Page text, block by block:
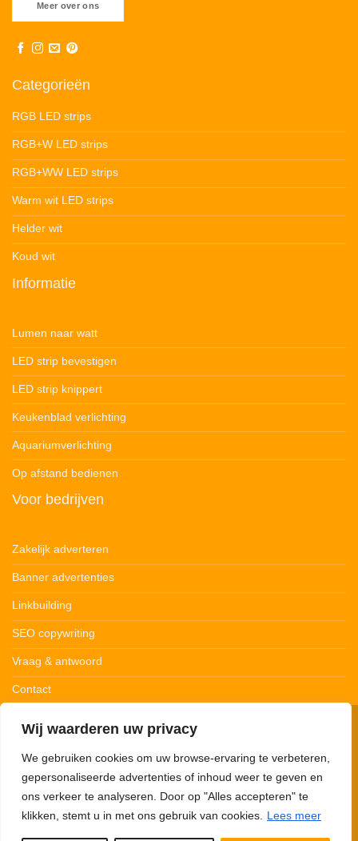
Wij waarderen uw privacy
We gebruiken cookies om uw browse-ervaring te verbeteren,
gepersonaliseerde advertenties of inhoud weer te geven en
ons verkeer te analyseren. Door op "Alles accepteren" te
klikken, stemt u in met ons gebruik van cookies.
Lees meer
Meer over ons
Categorieën
RGB LED strips
RGB+W LED strips
RGB+WW LED strips
Warm wit LED strips
Helder wit
Koud wit
Informatie
Lumen naar watt
LED strip bevestigen
LED strip knippert
Keukenblad verlichting
Aquariumverlichting
Op afstand bedienen
Voor bedrijven
Zakelijk adverteren
Banner advertenties
Linkbuilding
SEO copywriting
Vraag & antwoord
Contact
Privacybeleid Cookiebeleid Disclaimer
123Ledstrips.nl neemt deel aan advertentieprogramma’s om commissie te